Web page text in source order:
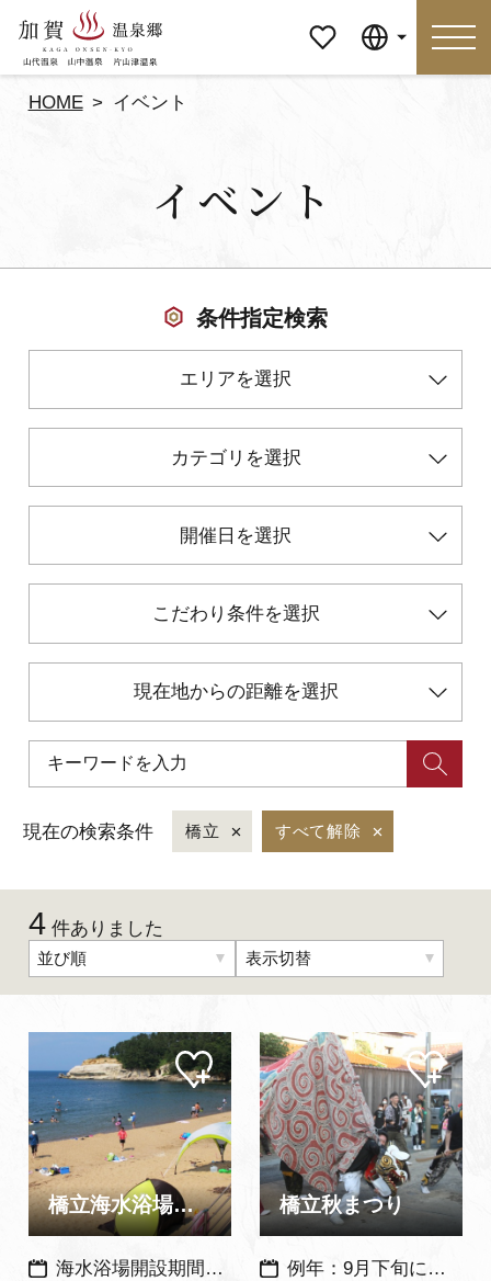
ージ
マイページ
初めての加賀温泉郷
加賀に泊まって！北陸巡り♪
ご当地グルメ
加賀 旅先納税
お知らせ
動画を見る
パンフレットダウンロード
写真ダウンロード
プライバシーポリシー
HOME イベント
イベント
条件指定検索
エリアを選択
カテゴリを選択
開催日を選択
こだわり条件を選択
現在地からの距離を選択
現在の検索条件 橋立 すべて解除
4 件ありました
並び順 表示切替
橋立海水浴場（橋立マリンビーチ）
海水浴場開設期間（海の家営業期間）：例年 7月中旬～8月中旬（天候などにより変更あり）※2026年度は7月18日（土）～8月23日（日）
マイ
ペー
ジに
追加
橋立秋まつり
例年：9月下旬に開催 （2026年度は小塩町・田尻町は9月18日～20日、橋立町：9月19日・20日に開催予定）
マイ
ペー
ジに
追加